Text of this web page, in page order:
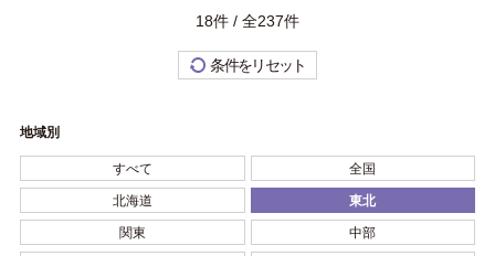
18件 / 全237件
条件をリセット
地域別
すべて 全国
北海道 東北
関東 中部